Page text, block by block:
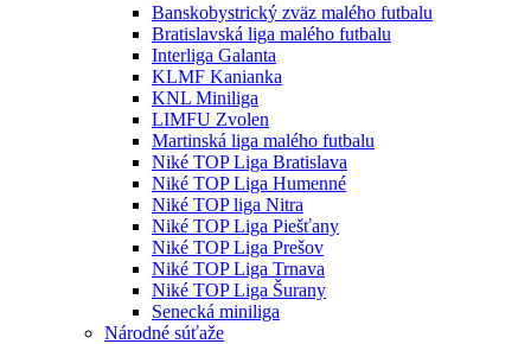
Banskobystrický zväz malého futbalu
Bratislavská liga malého futbalu
Interliga Galanta
KLMF Kanianka
KNL Miniliga
LIMFU Zvolen
Martinská liga malého futbalu
Niké TOP Liga Bratislava
Niké TOP Liga Humenné
Niké TOP liga Nitra
Niké TOP Liga Piešťany
Niké TOP Liga Prešov
Niké TOP Liga Trnava
Niké TOP Liga Šurany
Senecká miniliga
Národné súťaže